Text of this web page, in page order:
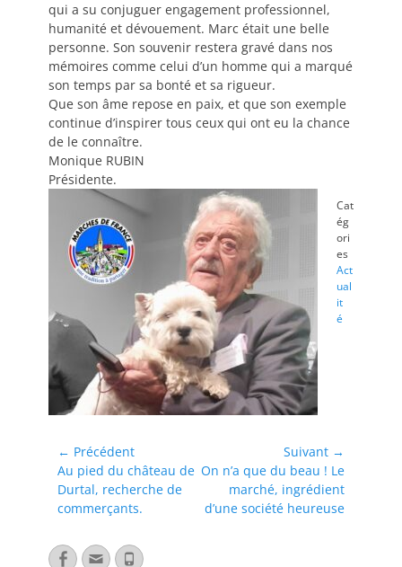
qui a su conjuguer engagement professionnel,
humanité et dévouement. Marc était une belle
personne. Son souvenir restera gravé dans nos
mémoires comme celui d’un homme qui a marqué
son temps par sa bonté et sa rigueur.
Que son âme repose en paix, et que son exemple
continue d’inspirer tous ceux qui ont eu la chance
de le connaître.
Monique RUBIN
Présidente.
Cat
ég
ori
es
Act
ual
it
é
← Précédent
Au pied du château de
Durtal, recherche de
commerçants.
Suivant →
On n’a que du beau ! Le
marché, ingrédient
d’une société heureuse